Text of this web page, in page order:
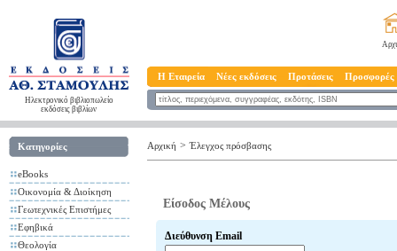
Ηλεκτρονικό βιβλιοπωλείο
εκδόσεις βιβλίων
Η Εταιρεία Νέες εκδόσεις Προτάσεις Προσφορές
Κατηγορίες
eBooks
Οικονομία & Διοίκηση
Γεωτεχνικές Επιστήμες
Εφηβικά
Θεολογία
Αρχική > Έλεγχος πρόσβασης
Είσοδος Μέλους
Διεύθυνση Email